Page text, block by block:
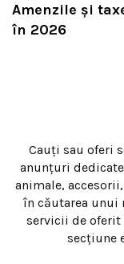
Amenzile și
în 2026
Cauți sau oferi
anunțuri
animale,
în căutarea unui
servicii de
secțiune